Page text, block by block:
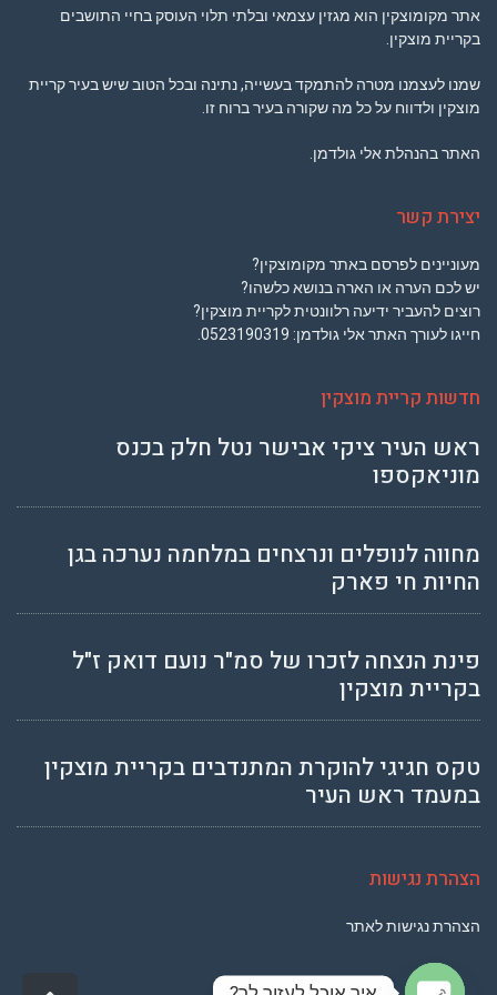
אתר מקומוצקין הוא מגזין עצמאי ובלתי תלוי העוסק בחיי התושבים
בקריית מוצקין.
שמנו לעצמנו מטרה להתמקד בעשייה, נתינה ובכל הטוב שיש בעיר קריית
מוצקין ולדווח על כל מה שקורה בעיר ברוח זו.
האתר בהנהלת אלי גולדמן.
יצירת קשר
מעוניינים לפרסם באתר מקומוצקין?
יש לכם הערה או הארה בנושא כלשהו?
רוצים להעביר ידיעה רלוונטית לקריית מוצקין?
חייגו לעורך האתר אלי גולדמן: 0523190319
חדשות קריית מוצקין
ראש העיר ציקי אבישר נטל חלק בכנס
מוניאקספו
מחווה לנופלים ונרצחים במלחמה נערכה בגן
החיות חי פארק
פינת הנצחה לזכרו של סמ"ר נועם דואק ז"ל
בקריית מוצקין
טקס חגיגי להוקרת המתנדבים בקריית מוצקין
במעמד ראש העיר
הצהרת נגישות
הצהרת נגישות לאתר